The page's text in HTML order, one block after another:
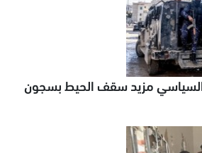
السياسي مزيد سقف الحيط بسجون